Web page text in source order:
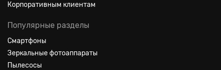
Корпоративным клиентам
Популярные разделы
Смартфоны
Зеркальные фотоаппараты
Пылесосы